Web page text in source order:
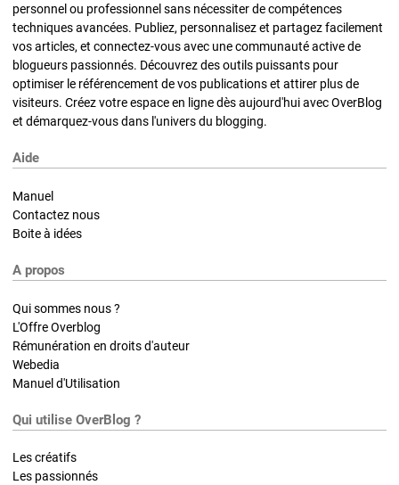
personnel ou professionnel sans nécessiter de compétences
techniques avancées. Publiez, personnalisez et partagez facilement
vos articles, et connectez-vous avec une communauté active de
blogueurs passionnés. Découvrez des outils puissants pour
optimiser le référencement de vos publications et attirer plus de
visiteurs. Créez votre espace en ligne dès aujourd'hui avec OverBlog
et démarquez-vous dans l'univers du blogging.
Aide
Manuel
Contactez nous
Boite à idées
A propos
Qui sommes nous ?
L'Offre Overblog
Rémunération en droits d'auteur
Webedia
Manuel d'Utilisation
Qui utilise OverBlog ?
Les créatifs
Les passionnés